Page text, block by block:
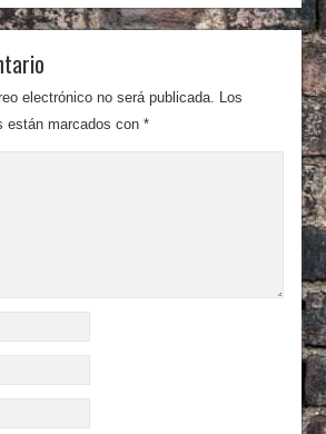
electrónico no será publicada. Los
están marcados con*